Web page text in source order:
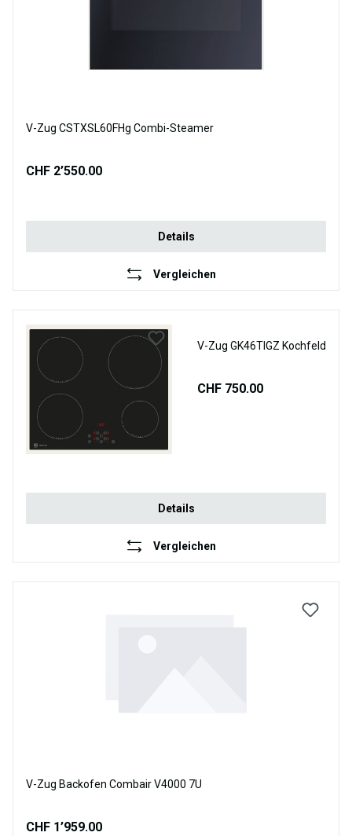
V-Zug CSTXSL60FHg Combi-Steamer
CHF 2’550.00
Details
Vergleichen
V-Zug GK46TIGZ Kochfeld
CHF 750.00
Details
Vergleichen
V-Zug Backofen Combair V4000 7U
CHF 1’959.00